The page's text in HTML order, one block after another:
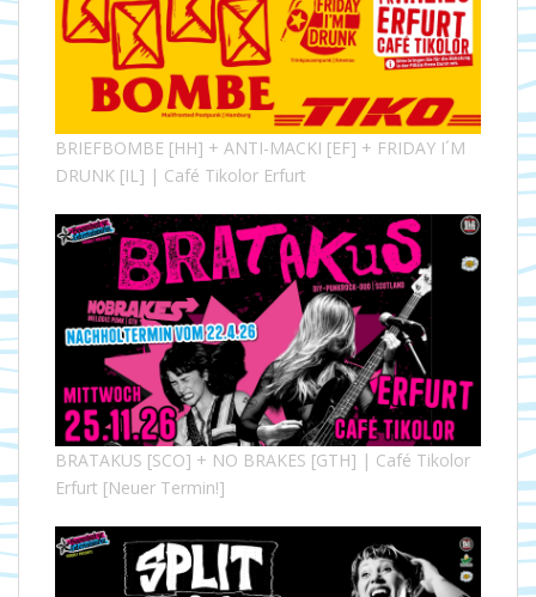
BRIEFBOMBE [HH] + ANTI-MACKI [EF] + FRIDAY I´M
DRUNK [IL] | Café Tikolor Erfurt
BRATAKUS [SCO] + NO BRAKES [GTH] | Café Tikolor
Erfurt [Neuer Termin!]